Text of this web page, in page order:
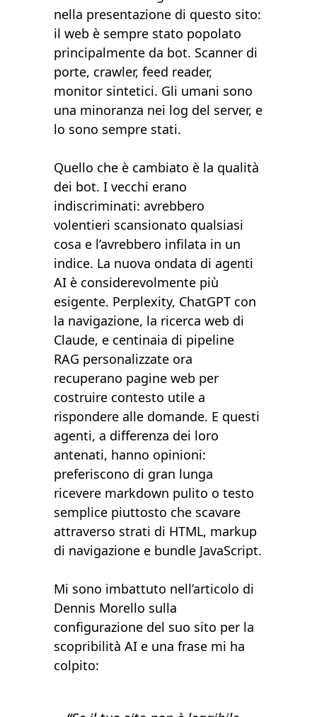
nella presentazione di questo sito:
il web è sempre stato popolato
principalmente da bot. Scanner di
porte, crawler, feed reader,
monitor sintetici. Gli umani sono
una minoranza nei log del server, e
lo sono sempre stati.
Quello che è cambiato è la qualità
dei bot. I vecchi erano
indiscriminati: avrebbero
volentieri scansionato qualsiasi
cosa e l’avrebbero infilata in un
indice. La nuova ondata di agenti
AI è considerevolmente più
esigente. Perplexity, ChatGPT con
la navigazione, la ricerca web di
Claude, e centinaia di pipeline
RAG personalizzate ora
recuperano pagine web per
costruire contesto utile a
rispondere alle domande. E questi
agenti, a differenza dei loro
antenati, hanno opinioni:
preferiscono di gran lunga
ricevere markdown pulito o testo
semplice piuttosto che scavare
attraverso strati di HTML, markup
di navigazione e bundle JavaScript.
Mi sono imbattuto nell’articolo di
Dennis Morello sulla
configurazione del suo sito per la
scopribilità AI e una frase mi ha
colpito: